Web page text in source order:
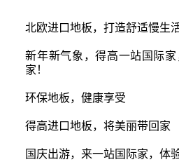
北欧进口地板，打造舒适慢生
新年新气象，得高一站国际
家！
环保地板，健康享受
得高进口地板，将美丽带回家
国庆出游，来一站国际家，体